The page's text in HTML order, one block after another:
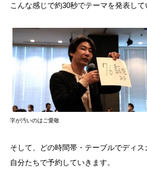
こんな感じで約30秒でテーマを発表して
字が汚いのはご愛敬
そして、どの時間帯・テーブルでディ
自分たちで予約していきます。